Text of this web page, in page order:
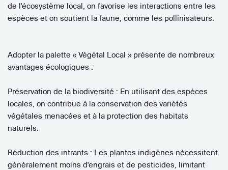
de l'écosystème local, on favorise les interactions entre les
espèces et on soutient la faune, comme les pollinisateurs.
Adopter la palette « Végétal Local » présente de nombreux
avantages écologiques :
Préservation de la biodiversité : En utilisant des espèces
locales, on contribue à la conservation des variétés
végétales menacées et à la protection des habitats
naturels.
Réduction des intrants : Les plantes indigènes nécessitent
généralement moins d'engrais et de pesticides, limitant